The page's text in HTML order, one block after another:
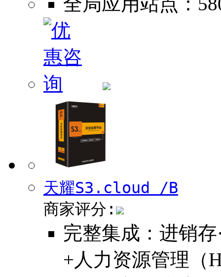
天耀S3.cloud /B
商家评分:
完整集成：进销
+人力资源管理（